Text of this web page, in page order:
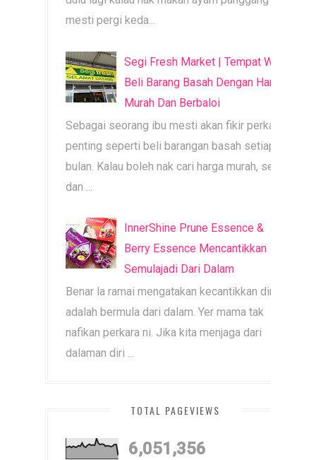
mesti pergi keda...
Segi Fresh Market | Tempat Wajib
Beli Barang Basah Dengan Harga
Murah Dan Berbaloi
Sebagai seorang ibu mesti akan fikir perkara
penting seperti beli barangan basah setiap
bulan. Kalau boleh nak cari harga murah, segar
dan ...
InnerShine Prune Essence &
Berry Essence Mencantikkan
Semulajadi Dari Dalam
Benar la ramai mengatakan kecantikkan diri
adalah bermula dari dalam. Yer mama tak
nafikan perkara ni. Jika kita menjaga dari
dalaman diri ...
TOTAL PAGEVIEWS
6,051,356